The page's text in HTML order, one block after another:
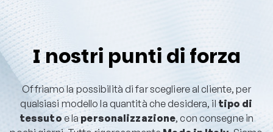
I nostri punti di forza
Offriamo la possibilità di far scegliere al cliente, per
qualsiasi modello la quantità che desidera, iltipo di
tessuto e lapersonalizzazione, con consegne in